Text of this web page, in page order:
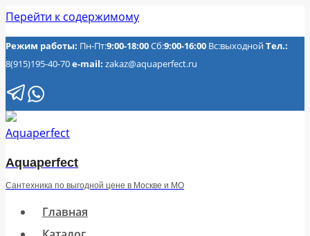
Перейти к содержимому
Режим работы: Пн-Пт:9:00-18:00Сб:9:00-16:00 Вс:выходнойТел.:
8(915)195-40-70e-mail: zakaz@aquaperfect.ru
Aquaperfect
Сантехника по выгодной цене в Москве и МО
Главная